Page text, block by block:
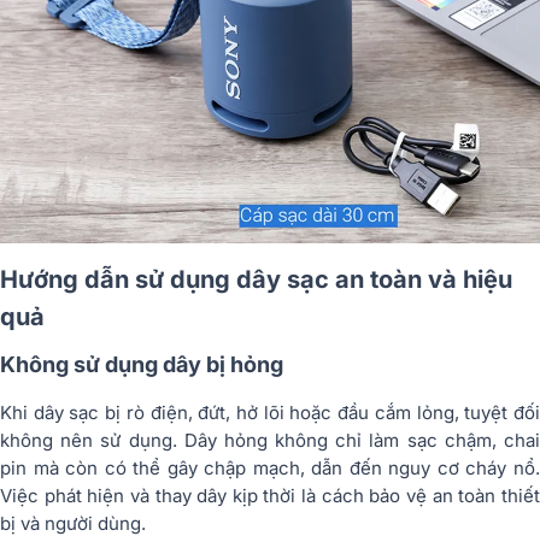
Hướng dẫn sử dụng dây sạc an toàn và hiệu
quả
Không sử dụng dây bị hỏng
Khi dây sạc bị rò điện, đứt, hở lõi hoặc đầu cắm lỏng, tuyệt đối
không nên sử dụng. Dây hỏng không chỉ làm sạc chậm, chai
pin mà còn có thể gây chập mạch, dẫn đến nguy cơ cháy nổ.
Việc phát hiện và thay dây kịp thời là cách bảo vệ an toàn thiết
bị và người dùng.